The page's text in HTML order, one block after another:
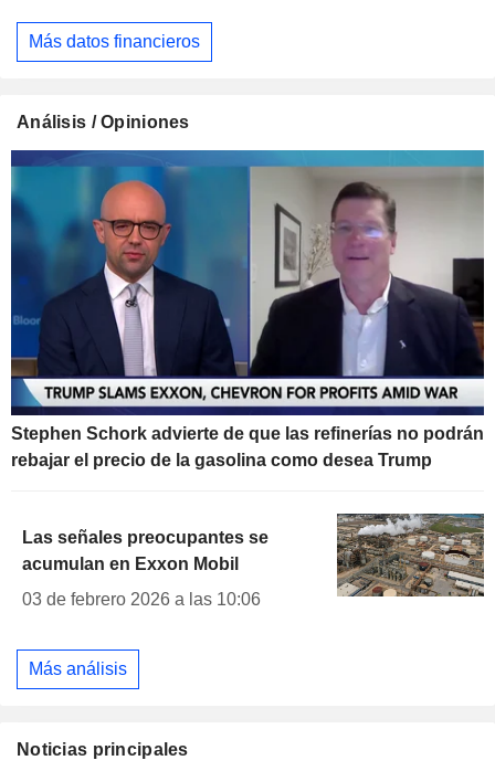
Más datos financieros
Análisis / Opiniones
Stephen Schork advierte de que las refinerías no podrán
rebajar el precio de la gasolina como desea Trump
Las señales preocupantes se
acumulan en Exxon Mobil
03 de febrero 2026 a las 10:06
Más análisis
Noticias principales